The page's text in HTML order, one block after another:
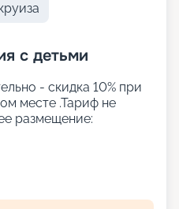
с детьми
- скидка 10% при
месте .Тариф не
размещение: